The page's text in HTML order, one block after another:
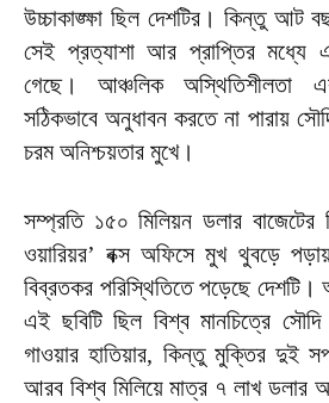
উচ্চাকাঙ্ক্ষা ছিল দেশটির। কিন্তু আট
সেই প্রত্যাশা আর প্রাপ্তির মধ্যে
গেছে। আঞ্চলিক অস্থিতিশীলতা
সঠিকভাবে অনুধাবন করতে না পারায়
চরম অনিশ্চয়তার মুখে।
সম্প্রতি ১৫০ মিলিয়ন ডলার বাজেটের
ওয়ারিয়র’ বক্স অফিসে মুখ থুবড়ে
বিব্রতকর পরিস্থিতিতে পড়েছে দেশটি।
এই ছবিটি ছিল বিশ্ব মানচিত্রে
গাওয়ার হাতিয়ার, কিন্তু মুক্তির দুই
আরব বিশ্ব মিলিয়ে মাত্র ৭ লাখ ডলার